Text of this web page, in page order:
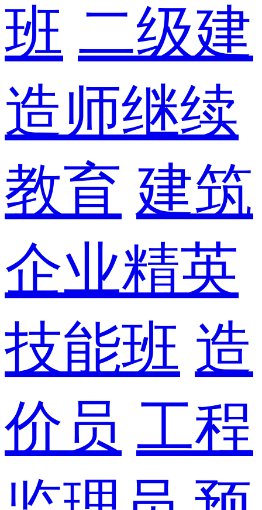
班 二级建
造师继续
教育 建筑
企业精英
技能班 造
价员 工程